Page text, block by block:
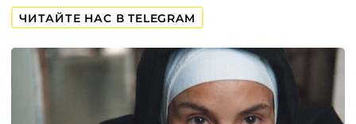
ЧИТАЙТЕ НАС В TELEGRAM